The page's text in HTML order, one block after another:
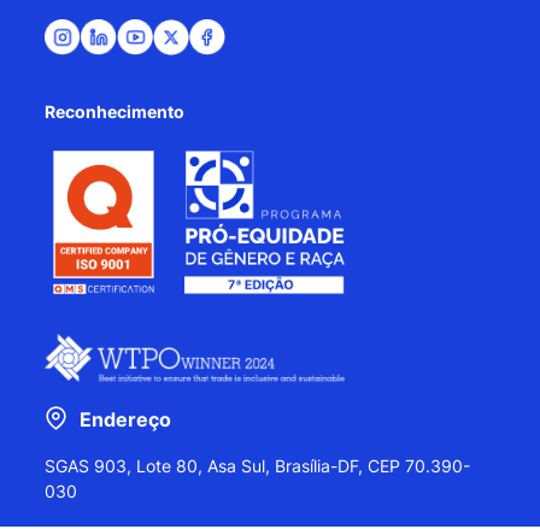
Reconhecimento
Endereço
SGAS 903, Lote 80, Asa Sul, Brasília-DF, CEP 70.390-
030